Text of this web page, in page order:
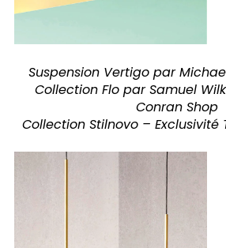
Suspension Vertigo par
Collection Flo par Samuel
Conran Shop
Collection Stilnovo – Exclusivité